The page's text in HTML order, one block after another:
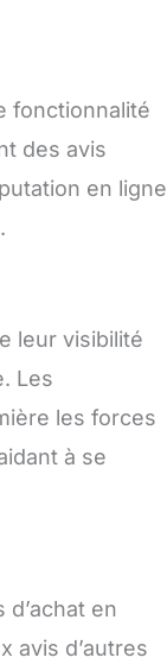
fonctionnalité
des avis
en ligne
leur visibilité
Les
les forces
à se
en
avis d’autres